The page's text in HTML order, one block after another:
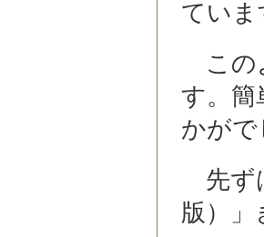
ていま
この
す。簡
かが
先ず
版）